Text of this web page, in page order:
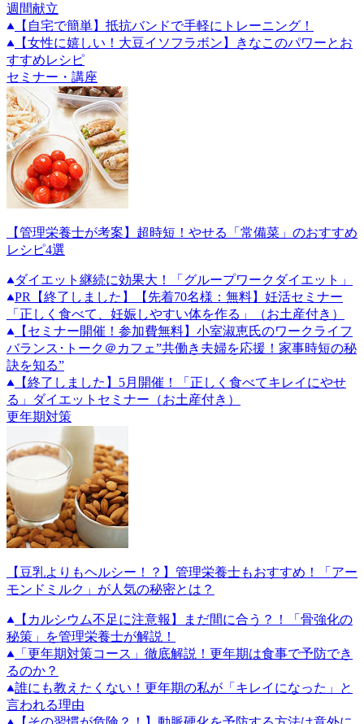
週間献立
【自宅で簡単】抵抗バンドで手軽にトレーニング！
【女性に嬉しい！大豆イソフラボン】きなこのパワーとお
すすめレシピ
セミナー・講座
【管理栄養士が考案】超時短！やせる「常備菜」のおすすめ
レシピ4選
ダイエット継続に効果大！「グループワークダイエット」
PR
【終了しました】【先着70名様：無料】妊活セミナー
「正しく食べて、妊娠しやすい体を作る」（お土産付き）
【セミナー開催！参加費無料】小室淑恵氏のワークライフ
バランス･トーク＠カフェ”共働き夫婦を応援！家事時短の秘
訣を知る”
【終了しました】5月開催！「正しく食べてキレイにやせ
る」ダイエットセミナー（お土産付き）
更年期対策
【豆乳よりもヘルシー！？】管理栄養士もおすすめ！「アー
モンドミルク」が人気の秘密とは？
【カルシウム不足に注意報】まだ間に合う？！「骨強化の
秘策」を管理栄養士が解説！
「更年期対策コース」徹底解説！更年期は食事で予防でき
るのか？
誰にも教えたくない！更年期の私が「キレイになった」と
言われる理由